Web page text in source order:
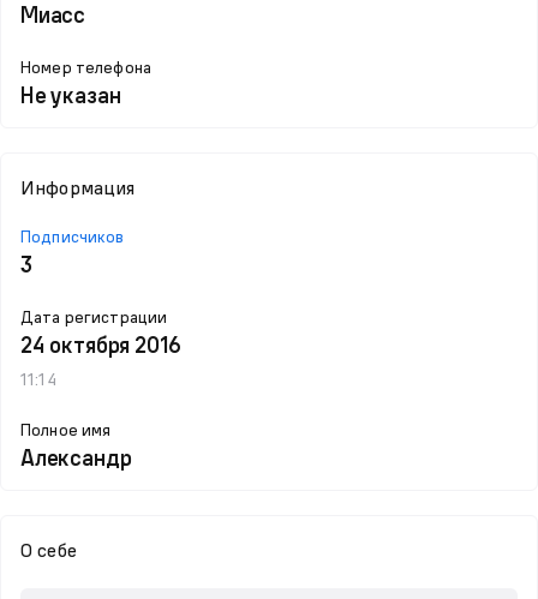
Миасс
Номер телефона
Не указан
Информация
Подписчиков
3
Дата регистрации
24 октября 2016
11:14
Полное имя
Александр
О себе